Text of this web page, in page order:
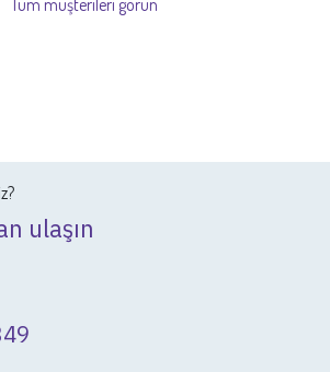
Tüm müşterileri görün
ulaşın